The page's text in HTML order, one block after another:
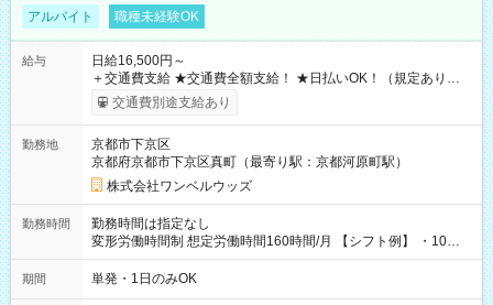
アルバイト 職種未経験OK
給与
日給16,500円～
＋交通費支給 ★交通費全額支給！ ★日払いOK！（規定あり） ┗
働いたその日に現金GET♪ お仕事後はコンビニATMから 日払
交通費別途支給あり
勤務地
京都市下京区
京都府京都市下京区真町（最寄り駅：京都河原町駅）
株式会社ワンベルウッズ
勤務時間
勤務時間は指定なし
変形労働時間制 想定労働時間160時間/月 【シフト例】 ・10：
00～20：00
期間 単発・1日のみOK